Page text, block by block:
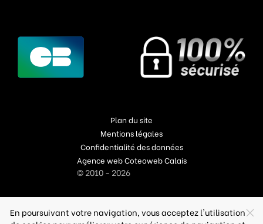
Plan du site
Mentions légales
Confidentialité des données
Agence web Coteoweb Calais
© 2010 - 2026
En poursuivant votre navigation, vous acceptez l'utilisation